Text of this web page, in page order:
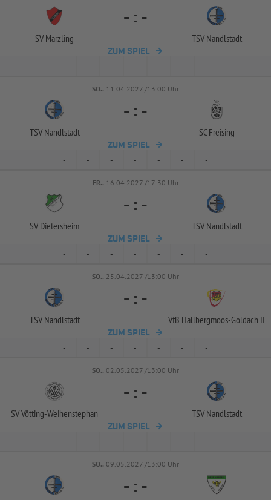
SV Marzling
- : -
TSV Nandlstadt
ZUM SPIEL
- - - - - - -
SO.. 11.04.2027 /13:00 Uhr
TSV Nandlstadt
- : -
SC Freising
ZUM SPIEL
- - - - - - -
FR.. 16.04.2027 /17:30 Uhr
SV Dietersheim
- : -
TSV Nandlstadt
ZUM SPIEL
- - - - - - -
SO.. 25.04.2027 /13:00 Uhr
TSV Nandlstadt
- : -
VfB Hallbergmoos-Goldach II
ZUM SPIEL
- - - - - - -
SO.. 02.05.2027 /13:00 Uhr
SV Vötting-Weihenstephan
- : -
TSV Nandlstadt
ZUM SPIEL
- - - - - - -
SO.. 09.05.2027 /13:00 Uhr
- : -